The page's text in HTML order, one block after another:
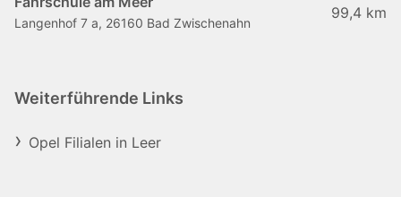
Langenhof 7 a, 26160 Bad Zwischenahn
99,4 km
Weiterführende Links
Opel Filialen in Leer